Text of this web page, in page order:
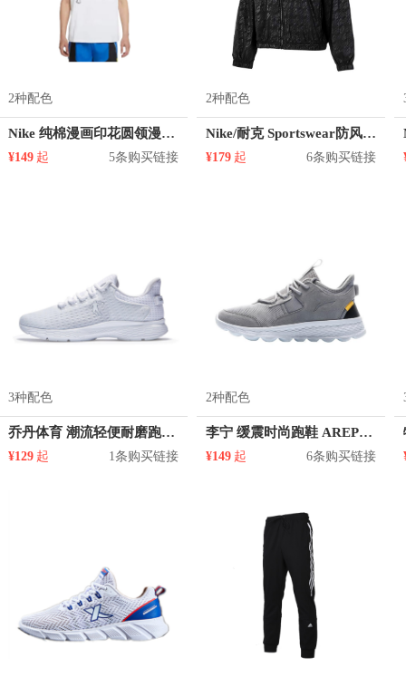
2种配色
Nike 纯棉漫画印花圆领漫画刺绣运动短袖T恤 DJ1589
¥149 起 5条购买链接
2种配色
Nike/耐克 Sportswear防风满勾印花梭织夹克 女装 DD5787
¥179 起 6条购买链接
3种配色
乔丹体育 潮流轻便耐磨跑鞋 XM2590273
¥129 起 1条购买链接
2种配色
李宁 缓震时尚跑鞋 AREP013
¥149 起 6条购买链接